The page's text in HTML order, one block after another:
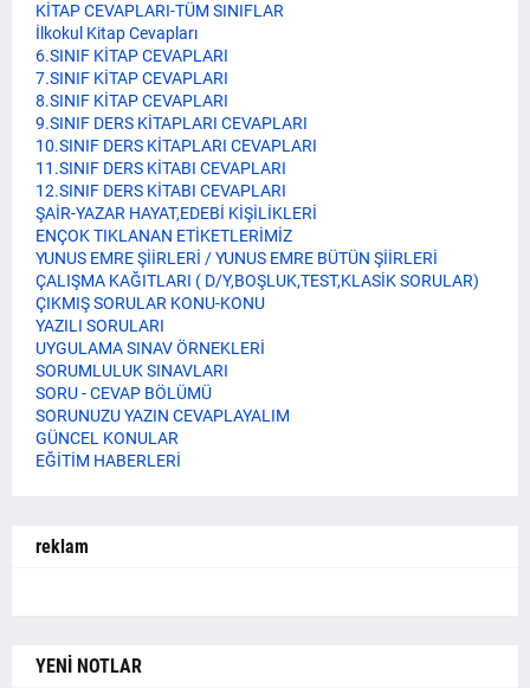
KİTAP CEVAPLARI-TÜM SINIFLAR
İlkokul Kitap Cevapları
6.SINIF KİTAP CEVAPLARI
7.SINIF KİTAP CEVAPLARI
8.SINIF KİTAP CEVAPLARI
9.SINIF DERS KİTAPLARI CEVAPLARI
10.SINIF DERS KİTAPLARI CEVAPLARI
11.SINIF DERS KİTABI CEVAPLARI
12.SINIF DERS KİTABI CEVAPLARI
ŞAİR-YAZAR HAYAT,EDEBİ KİŞİLİKLERİ
ENÇOK TIKLANAN ETİKETLERİMİZ
YUNUS EMRE ŞİİRLERİ / YUNUS EMRE BÜTÜN ŞİİRLERİ
ÇALIŞMA KAĞITLARI ( D/Y,BOŞLUK,TEST,KLASİK SORULAR)
ÇIKMIŞ SORULAR KONU-KONU
YAZILI SORULARI
UYGULAMA SINAV ÖRNEKLERİ
SORUMLULUK SINAVLARI
SORU - CEVAP BÖLÜMÜ
SORUNUZU YAZIN CEVAPLAYALIM
GÜNCEL KONULAR
EĞİTİM HABERLERİ
reklam
YENİ NOTLAR